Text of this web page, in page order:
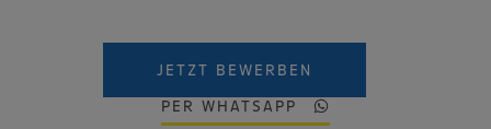
JETZT BEWERBEN
PER WHATSAPP